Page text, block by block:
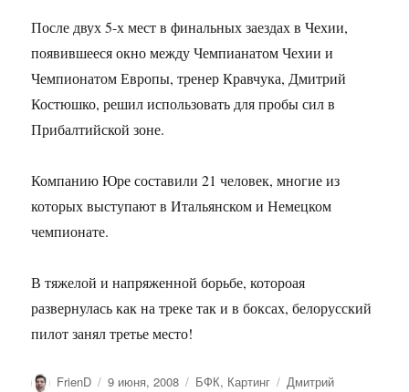
После двух 5-х мест в финальных заездах в Чехии,
появившееся окно между Чемпианатом Чехии и
Чемпионатом Европы, тренер Кравчука, Дмитрий
Костюшко, решил использовать для пробы сил в
Прибалтийской зоне.
Компанию Юре составили 21 человек, многие из
которых выступают в Итальянском и Немецком
чемпионате.
В тяжелой и напряженной борьбе, котороая
развернулась как на треке так и в боксах, белорусский
пилот занял третье место!
Автор
FrienD Опубликовано
9 июня, 2008 Рубрики
БФК, Картинг Метки
Дмитрий